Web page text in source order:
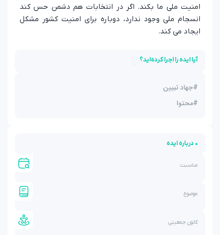
• درباره ایده
مناسبت
موضوع
کانون جمعیتی
امنیت ملی ما بکند. اگر در انتخابات هم دشمن حس کند
انسجام ملی وجود ندارد، دوباره برای امنیت کشور مشکل
ایجاد می کند.
آیا ایده را اجرا کرده‌اید؟
#جهاد تبیین
#محتوا